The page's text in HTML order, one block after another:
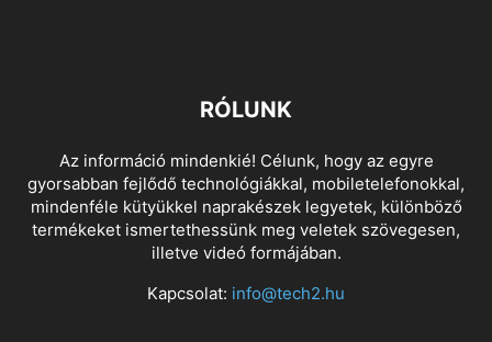
RÓLUNK
Az információ mindenkié! Célunk, hogy az egyre
gyorsabban fejlődő technológiákkal, mobiletelefonokkal,
mindenféle kütyükkel naprakészek legyetek, különböző
termékeket ismertethessünk meg veletek szövegesen,
illetve videó formájában.
Kapcsolat: info@tech2.hu